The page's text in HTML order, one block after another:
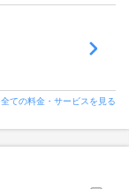
全ての料金・サービスを見る